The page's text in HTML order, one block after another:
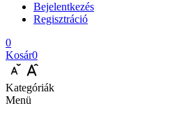
Bejelentkezés
Regisztráció
0
Kosár0
Kategóriák
Menü